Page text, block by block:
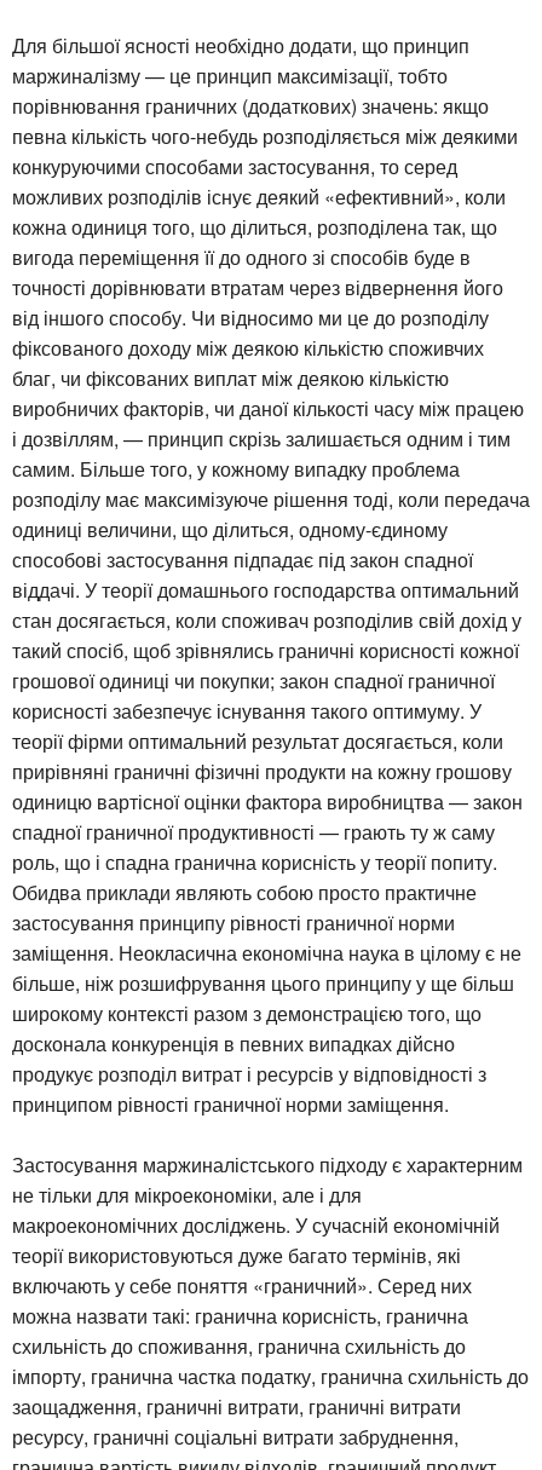
Для більшої ясності необхідно додати, що принцип
маржиналізму — це принцип максимізації, тобто
порівнювання граничних (додаткових) значень: якщо
певна кількість чого-небудь розподіляється між деякими
конкуруючими способами застосування, то серед
можливих розподілів існує деякий «ефективний», коли
кожна одиниця того, що ділиться, розподілена так, що
вигода переміщення її до одного зі способів буде в
точності дорівнювати втратам через відвернення його
від іншого способу. Чи відносимо ми це до розподілу
фіксованого доходу між деякою кількістю споживчих
благ, чи фіксованих виплат між деякою кількістю
виробничих факторів, чи даної кількості часу між працею
і дозвіллям, — принцип скрізь залишається одним і тим
самим. Більше того, у кожному випадку проблема
розподілу має максимізуюче рішення тоді, коли передача
одиниці величини, що ділиться, одному-єдиному
способові застосування підпадає під закон спадної
віддачі. У теорії домашнього господарства оптимальний
стан досягається, коли споживач розподілив свій дохід у
такий спосіб, щоб зрівнялись граничні корисності кожної
грошової одиниці чи покупки; закон спадної граничної
корисності забезпечує існування такого оптимуму. У
теорії фірми оптимальний результат досягається, коли
прирівняні граничні фізичні продукти на кожну грошову
одиницю вартісної оцінки фактора виробництва — закон
спадної граничної продуктивності — грають ту ж саму
роль, що і спадна гранична корисність у теорії попиту.
Обидва приклади являють собою просто практичне
застосування принципу рівності граничної норми
заміщення. Неокласична економічна наука в цілому є не
більше, ніж розшифрування цього принципу у ще більш
широкому контексті разом з демонстрацією того, що
досконала конкуренція в певних випадках дійсно
продукує розподіл витрат і ресурсів у відповідності з
принципом рівності граничної норми заміщення.
Застосування маржиналістського підходу є характерним
не тільки для мікроекономіки, але і для
макроекономічних досліджень. У сучасній економічній
теорії використовуються дуже багато термінів, які
включають у себе поняття «граничний». Серед них
можна назвати такі: гранична корисність, гранична
схильність до споживання, гранична схильність до
імпорту, гранична частка податку, гранична схильність до
заощадження, граничні витрати, граничні витрати
ресурсу, граничні соціальні витрати забруднення,